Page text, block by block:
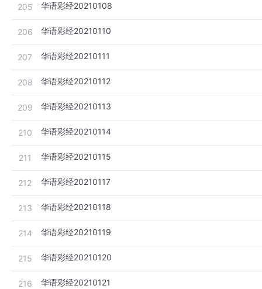
205 华语彩经20210108
206 华语彩经20210110
207 华语彩经20210111
208 华语彩经20210112
209 华语彩经20210113
210 华语彩经20210114
211 华语彩经20210115
212 华语彩经20210117
213 华语彩经20210118
214 华语彩经20210119
215 华语彩经20210120
216 华语彩经20210121